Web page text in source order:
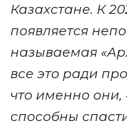
Казахстане. К
появляется
называемая
все это ради
что именно они,
способны